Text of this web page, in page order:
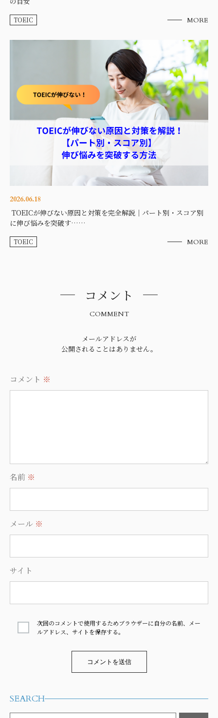
TOEIC MORE
2026.06.18
TOEICが伸びない原因と対策を完全解説｜パート別・スコア別
に伸び悩みを突破す……
TOEIC MORE
コメント
COMMENT
メールアドレスが
公開されることはありません。
コメント ※
名前 ※
メール ※
サイト
次回のコメントで使用するためブラウザーに自分の名前、メー
ルアドレス、サイトを保存する。
SEARCH